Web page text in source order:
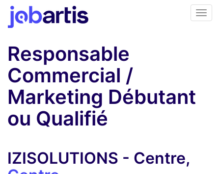
Responsable
Commercial /
Marketing Débutant
ou Qualifié
IZISOLUTIONS - Centre,